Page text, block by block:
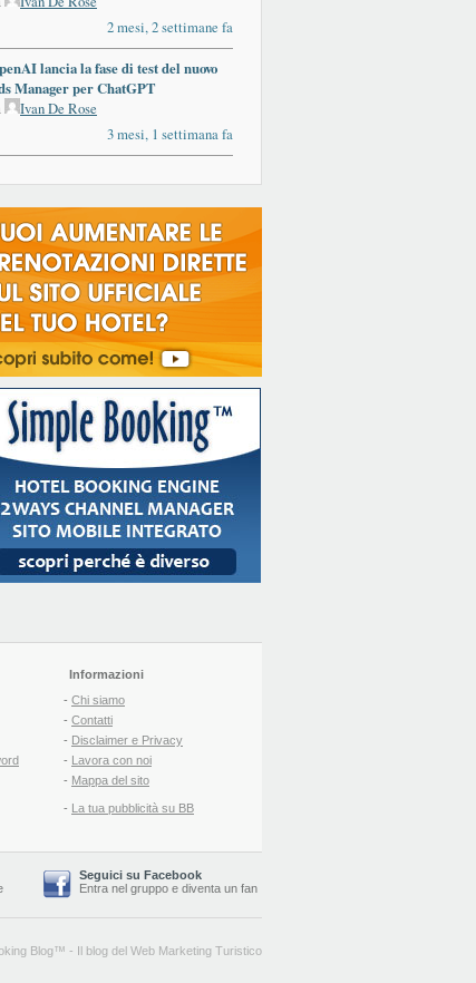
2 mesi, 2 settimane fa
lancia la fase di test del nuovo
Manager per ChatGPT
Ivan De Rose
3 mesi, 1 settimana fa
Informazioni
- Chi siamo
- Contatti
- Disclaimer e Privacy
- Lavora con noi
- Mappa del sito
- La tua pubblicità su BB
Seguici su Facebook
Entra nel gruppo e diventa un fan
Blog™ - Il blog del Web Marketing Turistico